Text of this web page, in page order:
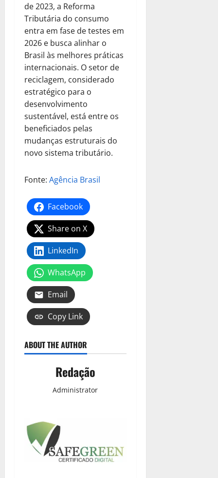
de 2023, a Reforma
Tributária do consumo
entra em fase de testes em
2026 e busca alinhar o
Brasil às melhores práticas
internacionais. O setor de
reciclagem, considerado
estratégico para o
desenvolvimento
sustentável, está entre os
beneficiados pelas
mudanças estruturais do
novo sistema tributário.
Fonte: Agência Brasil
Facebook
Share on X
LinkedIn
WhatsApp
Email
Copy Link
ABOUT THE AUTHOR
Redação
Administrator